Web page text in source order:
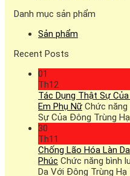
Danh mục sản phẩm
Sản phẩm
Recent Posts
01
Th12
Tác Dụng Thật Sự
Em Phụ Nữ Chức
Sự Của Đông Trùng
30
Th11
Chống Lão Hóa Làn
Phúc Chức năng bình
Da Với Đông Trùng